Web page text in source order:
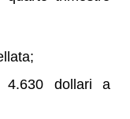
4.630 dollari a